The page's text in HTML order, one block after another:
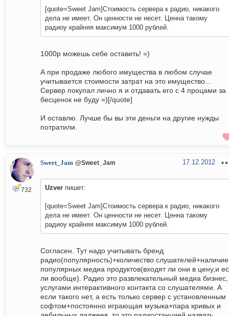
[quote=Sweet Jam]Стоимость сервера к радио, никакого
дела не имеет. Он ценности не несет. Ценна такому
радиоу крайняя максимум 1000 рублей.
1000р можешь себе оставить! =)
А при продаже любого имущества в любом случае
учитывается стоимости затрат на это имущество...
Сервер покупал лично я и отдавать его с 4 процами за
бесценок не буду =)[/quote]
И оставлю. Лучше бы вы эти деньги на другие нужды
потратили.
732
Sweet_Jam @Sweet_Jam 17.12.2012
Uzver пишет:
[quote=Sweet Jam]Стоимость сервера к радио, никакого
дела не имеет. Он ценности не несет. Ценна такому
радиоу крайняя максимум 1000 рублей.
Согласен. Тут надо учитывать бренд
радио(популярность)+количество слушателей+наличие
популярных медиа продуктов(входят ли они в цену,и
ли вообще). Радио это развлекательный медиа бизнес,
услугами интерактивного контакта со слушателями. А
если такого нет, а есть только сервер с установленным
софтом+постоянно играющая музыка+пара кривых и